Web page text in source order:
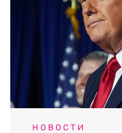
НОВОСТИ